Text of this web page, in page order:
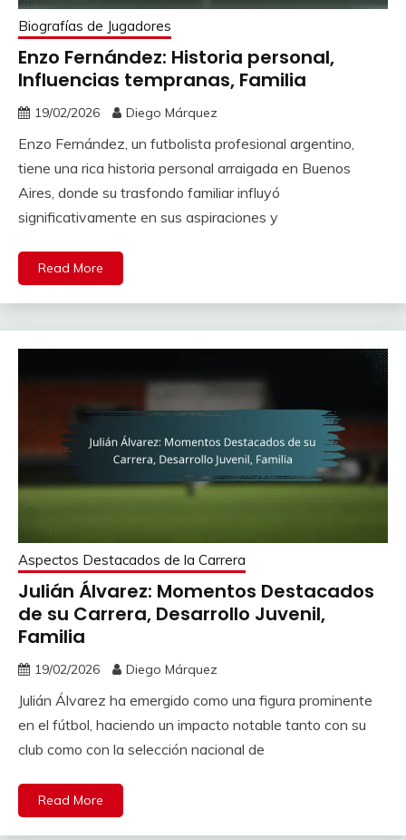
Biografías de Jugadores
Enzo Fernández: Historia personal,
Influencias tempranas, Familia
19/02/2026 Diego Márquez
Enzo Fernández, un futbolista profesional argentino,
tiene una rica historia personal arraigada en Buenos
Aires, donde su trasfondo familiar influyó
significativamente en sus aspiraciones y
Read More
Aspectos Destacados de la Carrera
Julián Álvarez: Momentos Destacados
de su Carrera, Desarrollo Juvenil,
Familia
19/02/2026 Diego Márquez
Julián Álvarez ha emergido como una figura prominente
en el fútbol, haciendo un impacto notable tanto con su
club como con la selección nacional de
Read More